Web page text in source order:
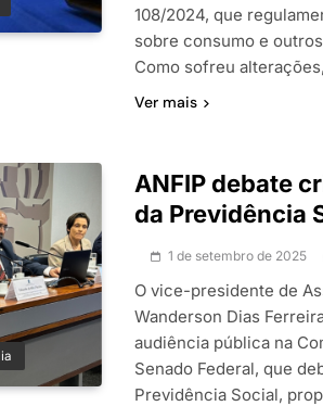
108/2024, que
sobre consumo e
Como sofreu
Ver mais
ANFIP debate
da Previdência
1 de setembro de 2025
O vice-presidente de
Wanderson Dias
audiência pública na
Senado Federal, que
Previdência Social,